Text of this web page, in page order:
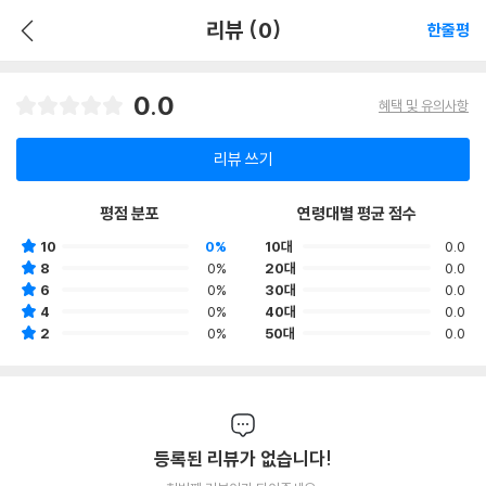
리뷰 (0) 한줄평
0.0 혜택 및 유의사항
리뷰 쓰기
평점 분포
10
0%
8
0%
6
0%
4
0%
2
0%
연령대별 평균 점수
10대
0.0
20대
0.0
30대
0.0
40대
0.0
50대
0.0
등록된 리뷰가 없습니다!